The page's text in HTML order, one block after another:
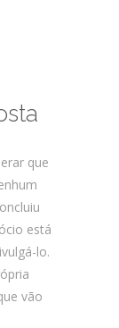
que
está
lo.
vão